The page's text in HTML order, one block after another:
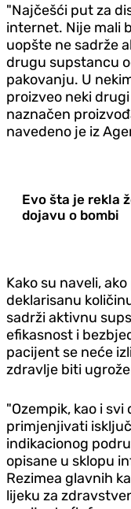
"Najčešći put za
internet. Nije mali
uopšte ne sadrže
drugu supstancu
pakovanju. U
proizveo neki
naznačen
navedeno je iz
Evo šta je rekla
dojavu o bombi
Kako su naveli,
deklarisanu
sadrži aktivnu
efikasnost i
pacijent se neće
zdravlje biti
"Ozempik, kao i
primjenjivati
indikacionog
opisane u sklopu
Rezimea glavnih
lijeku za